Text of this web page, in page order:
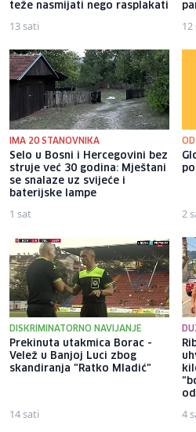
teže nasmijati nego rasplakati
13 sati 12
IMA 20 STANOVNIKA
Selo u Bosni i Hercegovini bez
struje već 30 godina: Mještani
se snalaze uz svijeće i
baterijske lampe
1 sat 2
DISKRIMINATORNO NAVIJANJE
Prekinuta utakmica Borac -
Velež u Banjoj Luci zbog
skandiranja "Ratko Mladić"
14 sati 4